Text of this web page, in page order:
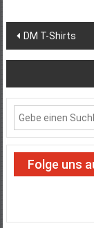
DM T-Shirts
Folge uns